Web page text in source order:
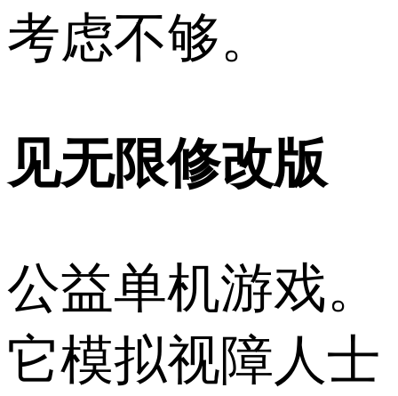
考虑不够。
见无限修改版
公益单机游戏。
它模拟视障人士